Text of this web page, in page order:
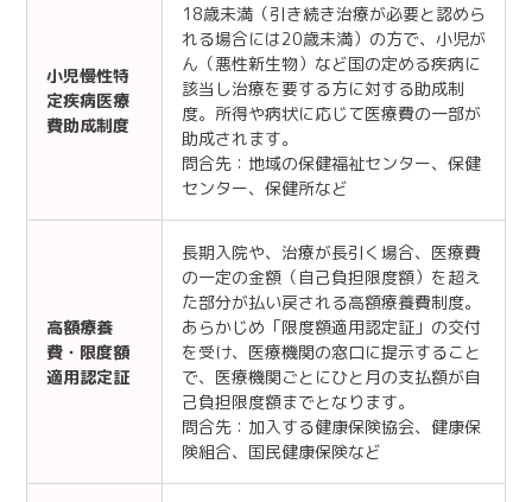
小児慢性特
定疾病医療
費助成制度
18歳未満（引き続き治療が必要と認めら
れる場合には20歳未満）の方で、小児が
ん（悪性新生物）など国の定める疾病に
該当し治療を要する方に対する助成制
度。所得や病状に応じて医療費の一部が
助成されます。
問合先：地域の保健福祉センター、保健
センター、保健所など
高額療養
費・限度額
適用認定証
長期入院や、治療が長引く場合、医療費
の一定の金額（自己負担限度額）を超え
た部分が払い戻される高額療養費制度。
あらかじめ「限度額適用認定証」の交付
を受け、医療機関の窓口に提示すること
で、医療機関ごとにひと月の支払額が自
己負担限度額までとなります。
問合先：加入する健康保険協会、健康保
険組合、国民健康保険など